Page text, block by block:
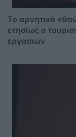
Το αρνητικό
ετησίως ο
εργασιών